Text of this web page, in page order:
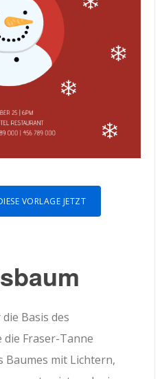
VORLAGE JETZT
Basis des
Fraser-Tanne
Baumes mit Lichtern,